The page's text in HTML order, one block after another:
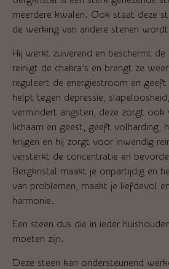
meerdere kwalen. Ook staat deze
de werking van andere stenen
Hij werkt zuiverend en beschermt
reinigt de chakra’s en brengt ze
reguleert de energiestroom en
helpt tegen depressie,
vermindert angsten, deze zorgt
lichaam en geest, geeft volharding,
krijgen en hij zorgt voor inwendig
versterkt de concentratie en
Bergkristal maakt je onpartijdig en
van problemen, maakt je liefdevol
harmonie.
Een steen dus die in ieder
moeten zijn.
Deze steen kan ondersteunend